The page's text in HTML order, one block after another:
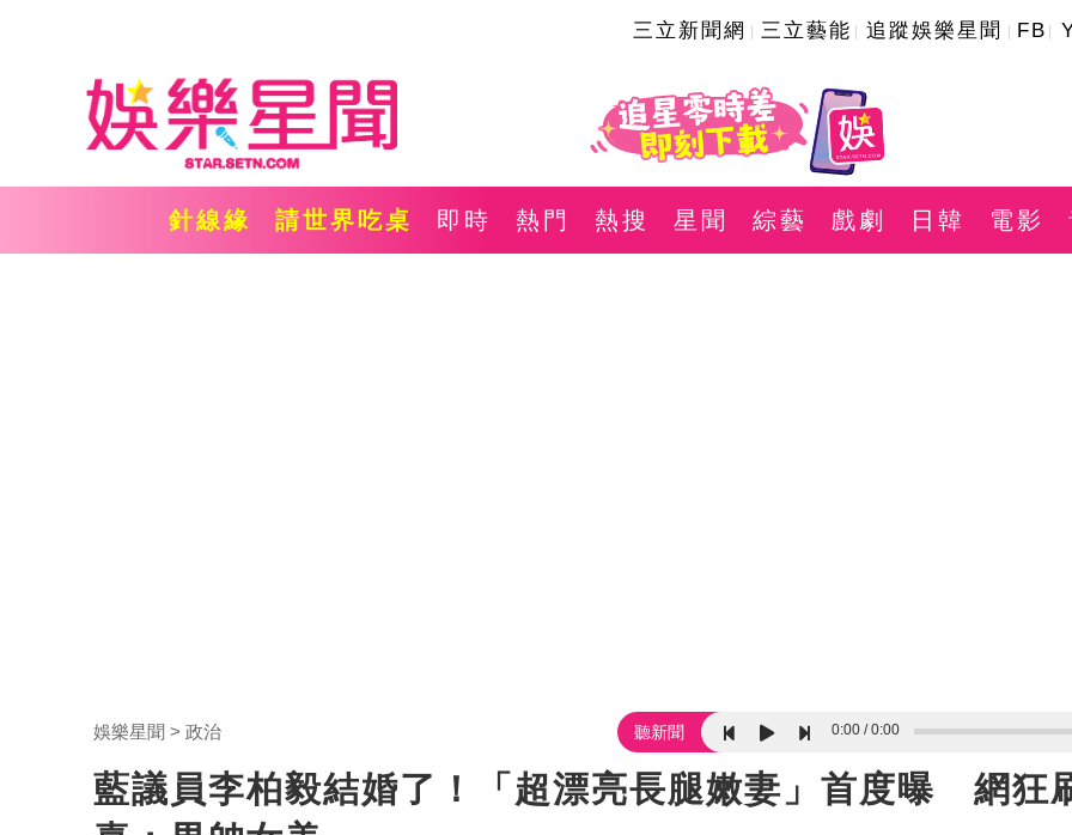
三立新聞網 三立藝能 追蹤娛樂星聞 FB
針線緣 請世界吃桌 即時 熱門 熱搜 星聞 綜藝 戲劇 日韓 電影
娛樂星聞 政治 聽新聞 0:00 0:00
藍議員李柏毅結婚了！「超漂亮長腿嫩妻」首度曝 網狂